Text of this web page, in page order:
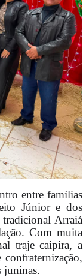
entre famílias
Júnior e dos
Arraiá
Com muita
traje caipira, a
juninas.